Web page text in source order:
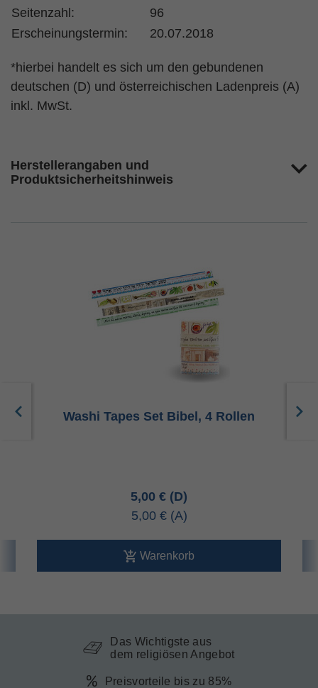
Seitenzahl:
96
Erscheinungstermin:
20.07.2018
*hierbei handelt es sich um den gebundenen
deutschen (D) und österreichischen Ladenpreis (A)
inkl. MwSt.
Herstellerangaben und
Produktsicherheitshinweis
Washi Tapes Set Bibel, 4 Rollen
5,00 €
5,00 €
Warenkorb
Das Wichtigste aus
dem religiösen Angebot
Preisvorteile bis zu 85%